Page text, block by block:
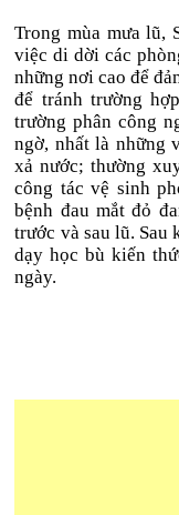
Trong mùa mưa lũ,
việc di dời các
những nơi cao để
để tránh trường
trường phân công
ngờ, nhất là những
xả nước; thường
công tác vệ sinh
bệnh đau mắt đỏ
trước và sau lũ. Sau
dạy học bù kiến
ngày.